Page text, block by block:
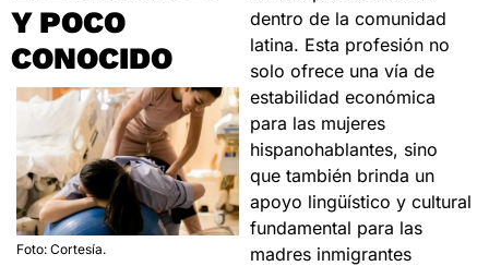
Y POCO
CONOCIDO
Foto: Cortesía.
dentro de la comunidad
latina. Esta profesión no
solo ofrece una vía de
estabilidad económica
para las mujeres
hispanohablantes, sino
que también brinda un
apoyo lingüístico y cultural
fundamental para las
madres inmigrantes